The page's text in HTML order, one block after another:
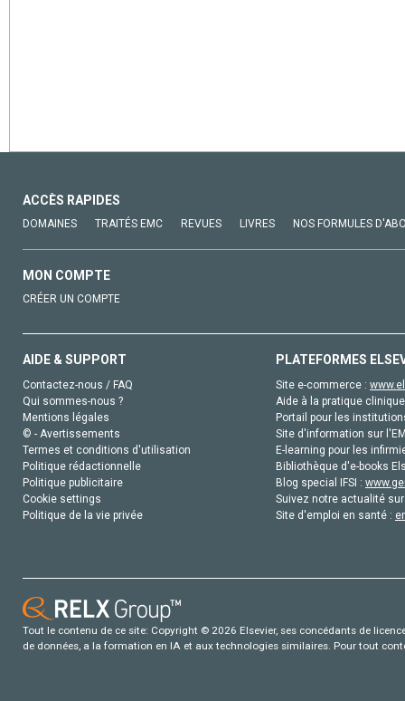
ACCÈS RAPIDES
DOMAINES TRAITÉS EMC REVUES LIVRES NOS FORMULES
MON COMPTE
CRÉER UN COMPTE
AIDE & SUPPORT
Contactez-nous / FAQ
Qui sommes-nous ?
Mentions légales
© - Avertissements
Termes et conditions d'utilisation
Politique rédactionnelle
Politique publicitaire
Cookie settings
Politique de la vie privée
PLATEFORMES
Site e-commerce :
Aide à la pratique
Portail pour les
Site d'information sur
E-learning pour les
Bibliothèque d'e-books
Blog special IFSI :
Suivez notre actualité
Site d'emploi en santé :
Tout le contenu de ce site: Copyright © 2026 Elsevier, ses concédants de
de données, a la formation en IA et aux technologies similaires. Pour tout